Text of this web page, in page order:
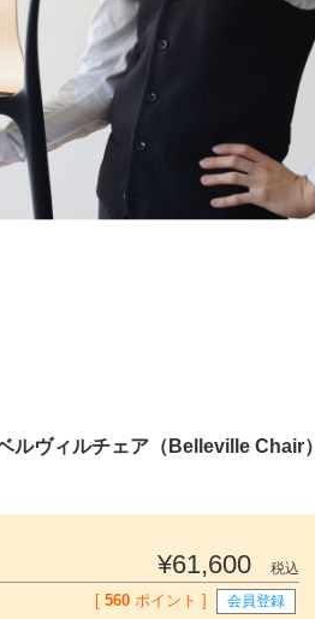
ルヴィルチェア（Belleville Chair）
¥61,600
税込
[560 ポイント ] 会員登録